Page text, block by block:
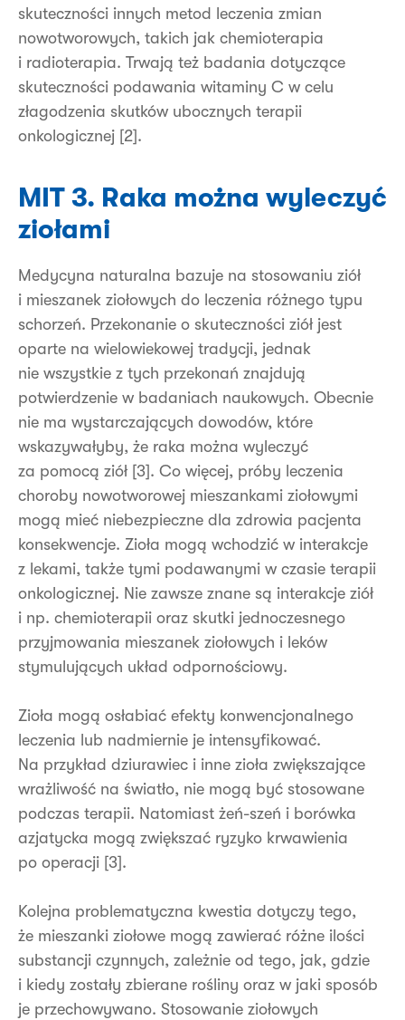
skuteczności innych metod leczenia zmian
nowotworowych, takich jak chemioterapia
i radioterapia. Trwają też badania dotyczące
skuteczności podawania witaminy C w celu
złagodzenia skutków ubocznych terapii
onkologicznej [2].
MIT 3. Raka można wyleczyć
ziołami
Medycyna naturalna bazuje na stosowaniu ziół
i mieszanek ziołowych do leczenia różnego typu
schorzeń. Przekonanie o skuteczności ziół jest
oparte na wielowiekowej tradycji, jednak
nie wszystkie z tych przekonań znajdują
potwierdzenie w badaniach naukowych. Obecnie
nie ma wystarczających dowodów, które
wskazywałyby, że raka można wyleczyć
za pomocą ziół [3]. Co więcej, próby leczenia
choroby nowotworowej mieszankami ziołowymi
mogą mieć niebezpieczne dla zdrowia pacjenta
konsekwencje. Zioła mogą wchodzić w interakcje
z lekami, także tymi podawanymi w czasie terapii
onkologicznej. Nie zawsze znane są interakcje ziół
i np. chemioterapii oraz skutki jednoczesnego
przyjmowania mieszanek ziołowych i leków
stymulujących układ odpornościowy.
Zioła mogą osłabiać efekty konwencjonalnego
leczenia lub nadmiernie je intensyfikować.
Na przykład dziurawiec i inne zioła zwiększające
wrażliwość na światło, nie mogą być stosowane
podczas terapii. Natomiast żeń-szeń i borówka
azjatycka mogą zwiększać ryzyko krwawienia
po operacji [3].
Kolejna problematyczna kwestia dotyczy tego,
że mieszanki ziołowe mogą zawierać różne ilości
substancji czynnych, zależnie od tego, jak, gdzie
i kiedy zostały zbierane rośliny oraz w jaki sposób
je przechowywano. Stosowanie ziołowych